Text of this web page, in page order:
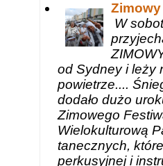
W
od Sydney i leży
powietrze....
dodało dużo
Zimowego
Wielokulturową
tanecznych,
perkusyjnej i